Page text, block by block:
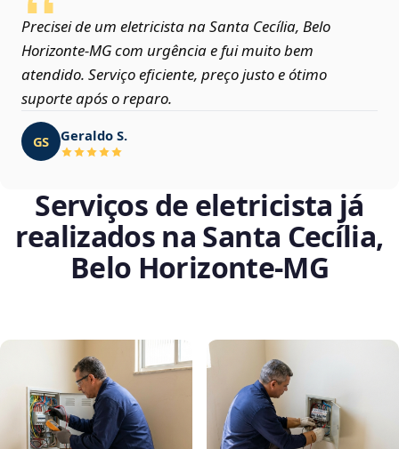
Precisei de um eletricista na Santa Cecília, Belo
Horizonte‑MG com urgência e fui muito bem
atendido. Serviço eficiente, preço justo e ótimo
suporte após o reparo.
GS Geraldo S.
Serviços de eletricista já
realizados na Santa Cecília,
Belo Horizonte‑MG